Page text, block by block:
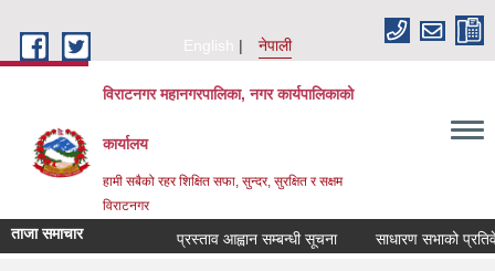
English
नेपाली
विराटनगर महानगरपालिका, नगर कार्यपालिकाको
कार्यालय
हामी सबैको रहर शिक्षित सफा, सुन्दर, सुरक्षित र सक्षम
विराटनगर
ताजा समाचार प्रस्ताव आह्वान सम्बन्धी सूचना साधारण सभाको